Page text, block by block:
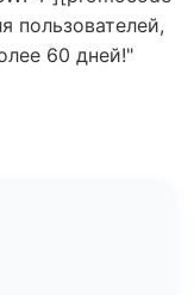
пользователей,
60 дней!"